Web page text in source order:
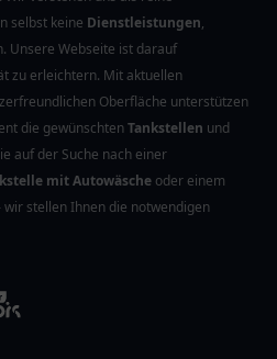
selbst keine Dienstleistungen,
Unsere Webseite ist darauf
zu erleichtern. Mit aktuellen
Oberfläche unterstützen
die gewünschtenTankstellen und
auf der Suche nach einer
mit Autowäsche oder einem
wir stellen Ihnen die notwendigen